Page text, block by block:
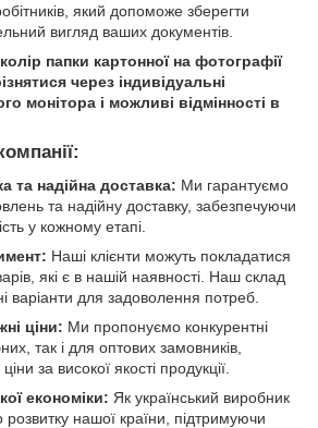
який допоможе зберегти
вигляд ваших документів.
папки картонної на фотографії
через індивідуальні
монітора і можливі відмінності в
та надійна доставка: Ми гарантуємо
та надійну доставку, забезпечуючи
у кожному етапі.
Наші клієнти можуть покладатися
які є в нашій наявності. Наш склад
варіанти для задоволення потреб.
ціни: Ми пропонуємо конкурентні
так і для оптових замовників,
за високої якості продукції.
економіки: Як український виробник
нашої країни, підтримуючи